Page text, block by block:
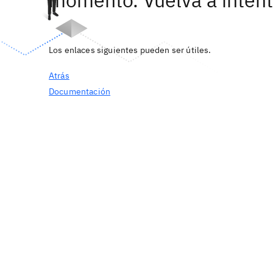
Los enlaces siguientes pueden ser útiles.
Atrás
Documentación